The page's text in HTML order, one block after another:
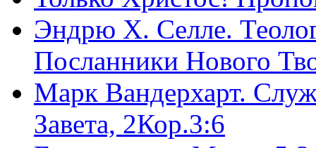
Эндрю Х. Селле.
Посланники Нового
Марк Вандерхарт.
Завета, 2Кор.3:6